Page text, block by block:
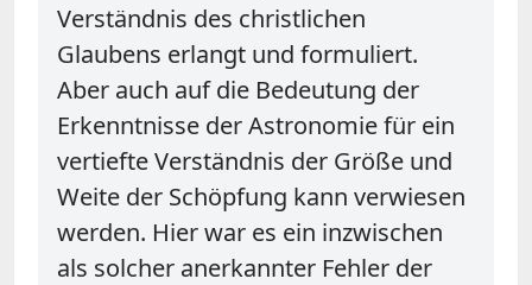
Verständnis des christlichen
Glaubens erlangt und formuliert.
Aber auch auf die Bedeutung der
Erkenntnisse der Astronomie für ein
vertiefte Verständnis der Größe und
Weite der Schöpfung kann verwiesen
werden. Hier war es ein inzwischen
als solcher anerkannter Fehler der